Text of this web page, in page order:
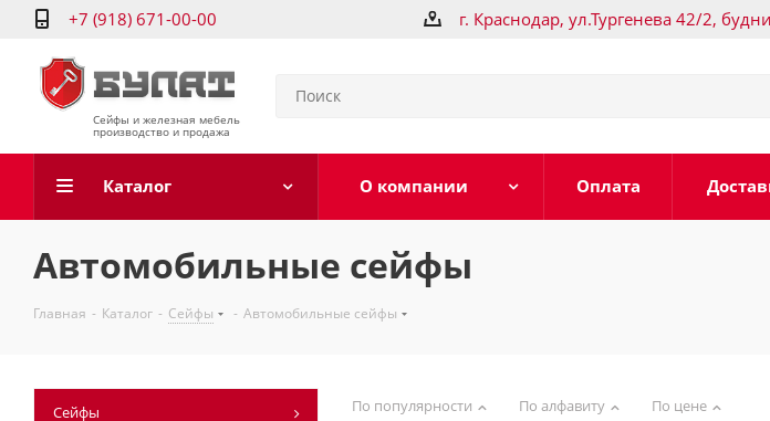
+7 (918) 671-00-00 г. Краснодар, ул.Тургенева 42/2,
Сейфы и железная мебель
производство и продажа
Каталог О компании Оплата
Автомобильные сейфы
Главная - Каталог - Сейфы - Автомобильные сейфы
По популярности По алфавиту По цене
Сейфы